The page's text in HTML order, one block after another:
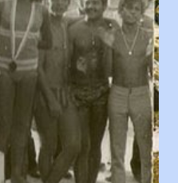
bildiriyordu.. Bu grup
''Açık ve net olarak
Bunun yanısıra, bu takımlara
izin veren Bursa Büyükşehir
alışveriş merkezlerini
Blogumuzda okuduğum bu